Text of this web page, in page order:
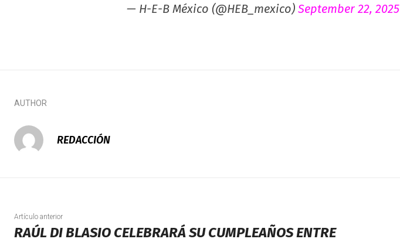
— H-E-B México (@HEB_mexico) September 22, 2025
AUTHOR
REDACCIÓN
Artículo anterior
RAÚL DI BLASIO CELEBRARÁ SU CUMPLEAÑOS ENTRE